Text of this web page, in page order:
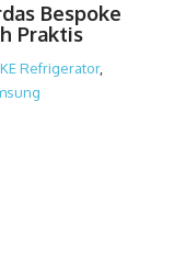
Bespoke
Praktis
Refrigerator,